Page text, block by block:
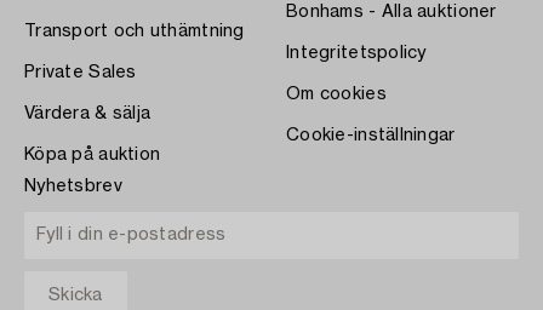
Transport och uthämtning
Private Sales
Värdera & sälja
Köpa på auktion
Bonhams - Alla auktioner
Integritetspolicy
Om cookies
Cookie-inställningar
Nyhetsbrev